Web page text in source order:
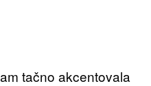
tačno akcentovala